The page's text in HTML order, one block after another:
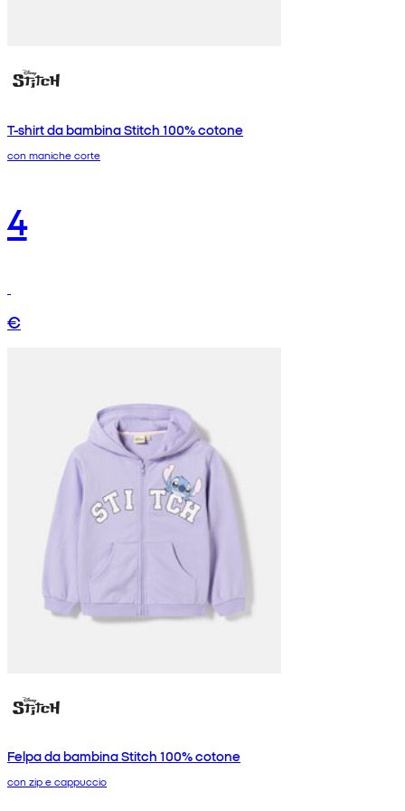
T-shirt da bambina Stitch 100% cotone
con maniche corte
4
€
Felpa da bambina Stitch 100% cotone
con zip e cappuccio